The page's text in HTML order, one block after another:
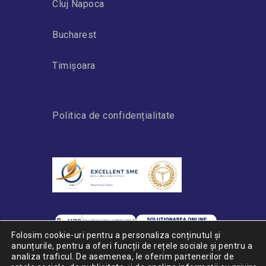
Cluj Napoca
Bucharest
Timișoara
Politica de confidențialitate
Folosim cookie-uri pentru a personaliza conținutul și
anunțurile, pentru a oferi funcții de rețele sociale și pentru a
analiza traficul. De asemenea, le oferim partenerilor de